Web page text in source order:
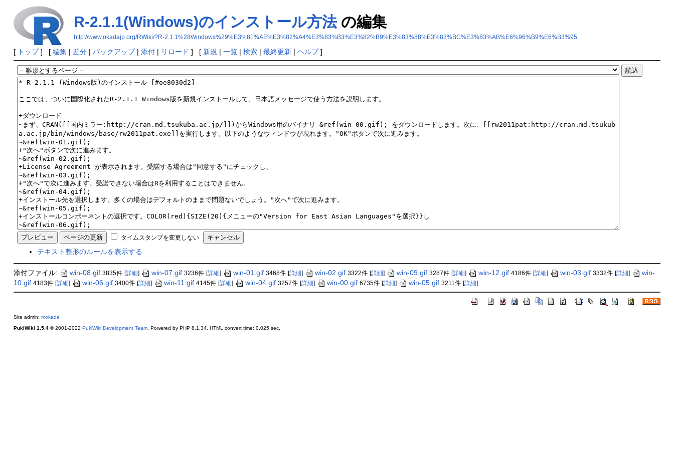
R-2.1.1(Windows)のインストール方法の編集
http://www.okadajp.org/RWiki/?R-2.1.1%28Windows%29%E3%81%AE%E3%82%A4%E3%83%B3%E3%82%B9%E3%83%88%E3%83%BC%E3%83%AB%E6%96%B9%E6%B3%95
[ トップ] [ 編集| 差分| バックアップ| 添付| リロード ] [ 新規 | 一覧| 検索| 最終更新| ヘルプ]
タイムスタンプを変更しない
テキスト整形のルールを表示する
添付ファイル: win-08.gif 3835件 [詳細] win-07.gif 3236件 [詳細] win-01.gif 3468件 [詳細] win-02.gif 3322件 [詳細] win-09.gif 3287件 [詳細] win-12.gif 4186件 [詳細] win-03.gif 3332件 [詳細]
win-
10.gif 4183件 [詳細] win-06.gif 3400件 [詳細] win-11.gif 4145件 [詳細] win-04.gif 3257件 [詳細] win-00.gif 6735件 [詳細] win-05.gif 3211件 [詳細]
Site admin: mokada
PukiWiki 1.5.4© 2001-2022 PukiWiki Development Team. Powered by PHP 8.1.34. HTML convert time: 0.025 sec.